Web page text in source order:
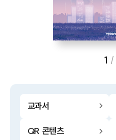
교과서
QR 콘텐츠
1 /